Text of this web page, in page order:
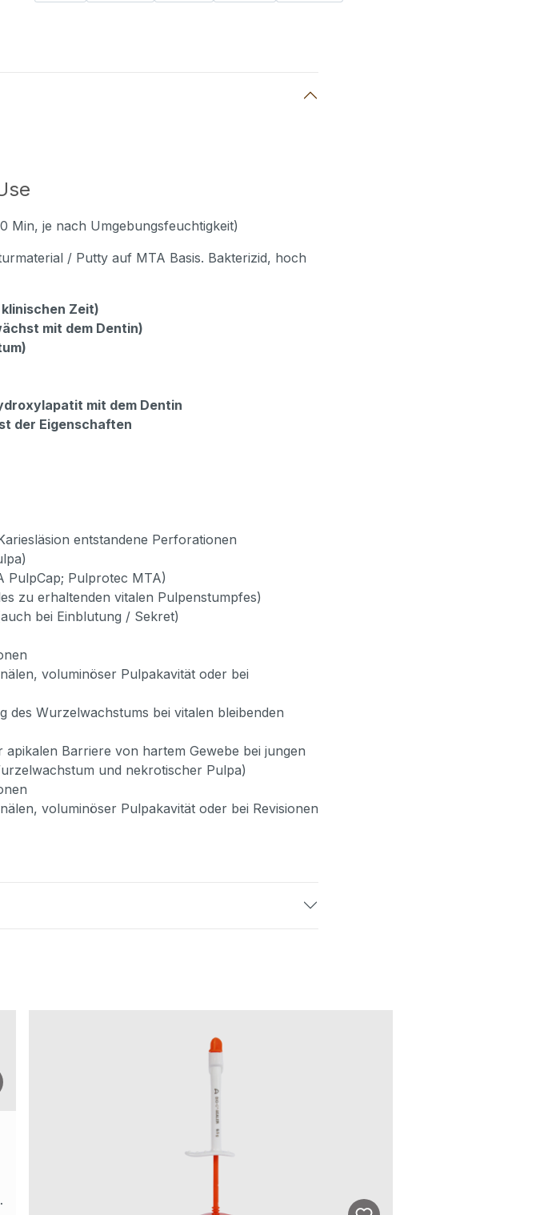
Min, je nach Umgebungsfeuchtigkeit)
/ Putty auf MTA Basis. Bakterizid, hoch
Zeit)
mit dem Dentin)
mit dem Dentin
der Eigenschaften
entstandene Perforationen
PulpCap; Pulprotec MTA)
zu erhaltenden vitalen Pulpenstumpfes)
bei Einblutung / Sekret)
voluminöser Pulpakavität oder bei
des Wurzelwachstums bei vitalen bleibenden
Barriere von hartem Gewebe bei jungen
und nekrotischer Pulpa)
voluminöser Pulpakavität oder bei Revisionen